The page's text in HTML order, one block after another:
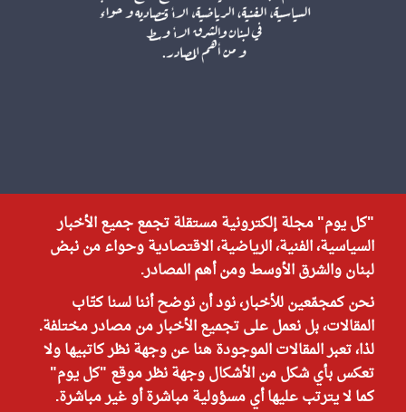
"كل يوم" مجلة إلكترونية مستقلة تجمع جميع الأخبار
السياسية، الفنية، الرياضية، الاقتصادية وحواء من نبض
لبنان والشرق الأوسط ومن أهم المصادر.
نحن كمجمّعين للأخبار، نود أن نوضح أننا لسنا كتّاب
المقالات، بل نعمل على تجميع الأخبار من مصادر مختلفة.
لذا، تعبر المقالات الموجودة هنا عن وجهة نظر كاتبيها ولا
تعكس بأي شكل من الأشكال وجهة نظر موقع "كل يوم"
كما لا يترتب عليها أي مسؤولية مباشرة أو غير مباشرة.